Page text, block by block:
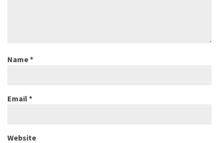
Name*
Email*
Website